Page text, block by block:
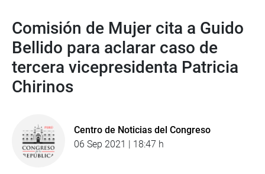
Comisión de Mujer cita a Guido
Bellido para aclarar caso de
tercera vicepresidenta Patricia
Chirinos
Centro de Noticias del Congreso
06 Sep 2021 | 18:47 h